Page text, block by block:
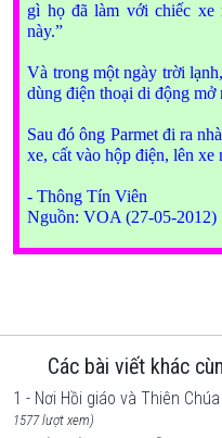
gì họ đã làm với chiếc xe
này.”
Và trong một ngày trời
dùng điện thoại di động mở
Sau đó ông Parmet đi ra
xe, cất vào hộp điện, lên
- Thông Tín Viên
Nguồn: VOA (27-05-2012)
Các bài viết khác
1 - Nơi Hồi giáo và Thiên
1577 lượt xem)